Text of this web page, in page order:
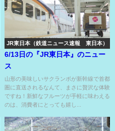
JR東日本（鉄道ニュース速報 東日本）
6/13日の『JR東日本』のニュー
ス
山形の美味しいサクランボが新幹線で首都
圏に直送されるなんて、まさに贅沢な体験
ですね！新鮮なフルーツが手軽に味わえる
のは、消費者にとっても嬉し...